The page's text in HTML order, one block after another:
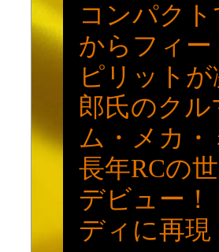
コンパク
からフィ
ピリット
郎氏のク
ム・メカ
長年RCの
デビュー
ディに再